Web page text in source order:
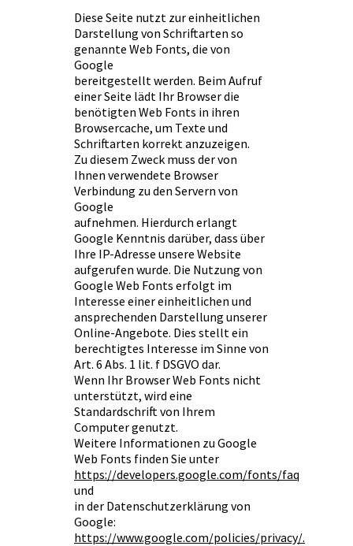
Diese Seite nutzt zur einheitlichen
Darstellung von Schriftarten so
genannte Web Fonts, die von
Google
bereitgestellt werden. Beim Aufruf
einer Seite lädt Ihr Browser die
benötigten Web Fonts in ihren
Browsercache, um Texte und
Schriftarten korrekt anzuzeigen.
Zu diesem Zweck muss der von
Ihnen verwendete Browser
Verbindung zu den Servern von
Google
aufnehmen. Hierdurch erlangt
Google Kenntnis darüber, dass über
Ihre IP-Adresse unsere Website
aufgerufen wurde. Die Nutzung von
Google Web Fonts erfolgt im
Interesse einer einheitlichen und
ansprechenden Darstellung unserer
Online-Angebote. Dies stellt ein
berechtigtes Interesse im Sinne von
Art. 6 Abs. 1 lit. f DSGVO dar.
Wenn Ihr Browser Web Fonts nicht
unterstützt, wird eine
Standardschrift von Ihrem
Computer genutzt.
Weitere Informationen zu Google
Web Fonts finden Sie unter
https://developers.google.com/fonts/faq
und
in der Datenschutzerklärung von
Google:
https://www.google.com/policies/privacy/.